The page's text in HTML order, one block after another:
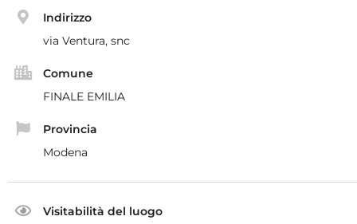
Indirizzo
via Ventura, snc
Comune
FINALE EMILIA
Provincia
Modena
Visitabilità del luogo